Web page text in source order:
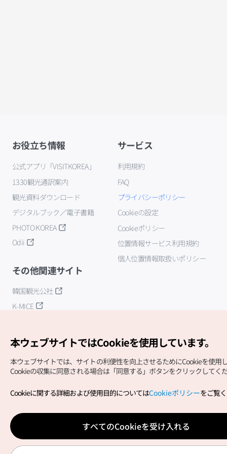
お役立ち情報
公式アプリ「VISITKOREA」
1330観光通訳案内
観光資料ダウンロード
デジタルブック／電子書籍
PHOTO KOREA
Odii
サービス
利用規約
FAQ
プライバシーポリシー
Cookieの設定
Cookieポリシー
位置情報サービス利用規約
個人位置情報取扱いポリシー
その他関連サイト
韓国観光公社
K-MICE
Copyright (c) Korea Tourism Organization All Rights
Reserved.
サイトエラー報告公式メール
japanese@knto.or.kr
本ウェブサイトではCookieを使用しています。
本ウェブサイトでは、サイトの利便性を向上させるためにCookieを使用
Cookieの収集に同意される場合は「同意する」ボタンをクリックしてく
Cookieに関する詳細および使用目的についてはCookieポリシーをご覧
すべてのCookieを受け入れる